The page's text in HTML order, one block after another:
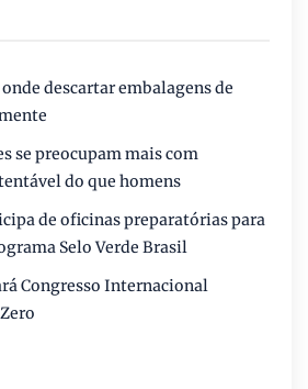
descartar embalagens de
se preocupam mais com
do que homens
de oficinas preparatórias para
Selo Verde Brasil
Congresso Internacional